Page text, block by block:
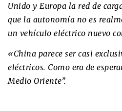
Unido y Europa la red de
que la autonomía no es
un vehículo eléctrico nuevo
«China parece ser casi
eléctricos. Como era de
Medio Oriente”.